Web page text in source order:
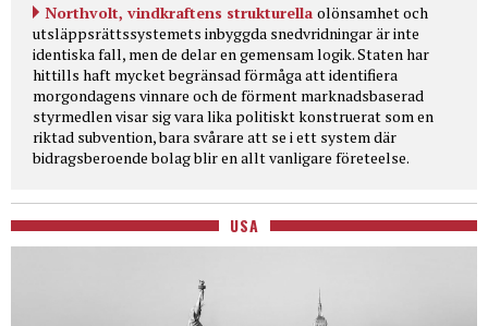
Northvolt, vindkraftens strukturella olönsamhet och
utsläppsrättssystemets inbyggda snedvridningar är inte
identiska fall, men de delar en gemensam logik. Staten har
hittills haft mycket begränsad förmåga att identifiera
morgondagens vinnare och de förment marknadsbaserad
styrmedlen visar sig vara lika politiskt konstruerat som en
riktad subvention, bara svårare att se i ett system där
bidragsberoende bolag blir en allt vanligare företeelse.
USA